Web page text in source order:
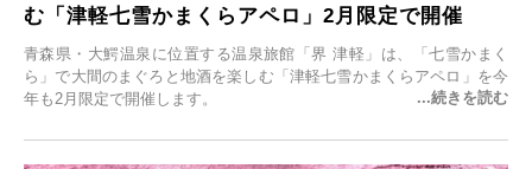
む「津軽七雪かまくらアペロ」2月限定で開催
青森県・大鰐温泉に位置する温泉旅館「界 津軽」は、「七雪かまく
ら」で大間のまぐろと地酒を楽しむ「津軽七雪かまくらアペロ」を今
年も2月限定で開催します。